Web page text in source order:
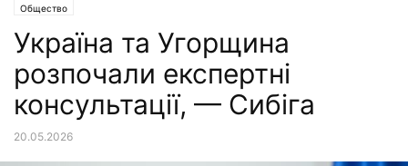
Общество
Україна та Угорщина
розпочали експертні
консультації, — Сибіга
20.05.2026